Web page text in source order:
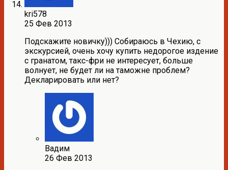
kri578
25 Фев 2013
Подскажите новичку))) Собираюсь в Чехию, с
экскурсией, очень хочу купить недорогое издение
с гранатом, такс-фри не интересует, больше
волнует, не будет ли на таможне проблем?
Декларировать или нет?
Вадим
26 Фев 2013